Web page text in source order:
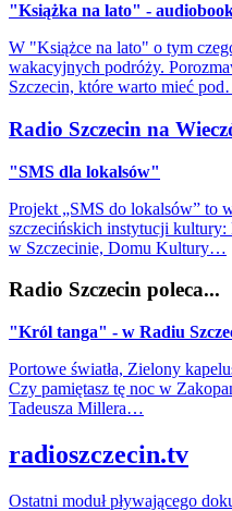
"Książka na lato" -
W "Książce na lato" o tym
wakacyjnych podróży.
Szczecin, które warto mieć
Radio Szczecin na
"SMS dla lokalsów"
Projekt „SMS do lokalsów” to
szczecińskich instytucji
w Szczecinie, Domu Kultury…
Radio Szczecin poleca...
"Król tanga" - w Radiu
Portowe światła, Zielony
Czy pamiętasz tę noc w
Tadeusza Millera…
radioszczecin.tv
Ostatni moduł pływającego